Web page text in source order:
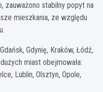
zauważono stabilny popyt na
mieszkania, ze względu
Gdynię, Kraków, Łódź,
miast obejmowała:
Lublin, Olsztyn, Opole,